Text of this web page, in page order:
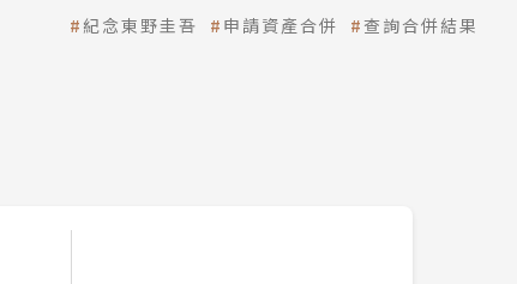
紀念東野圭吾 申請資產合併 查詢合併結果